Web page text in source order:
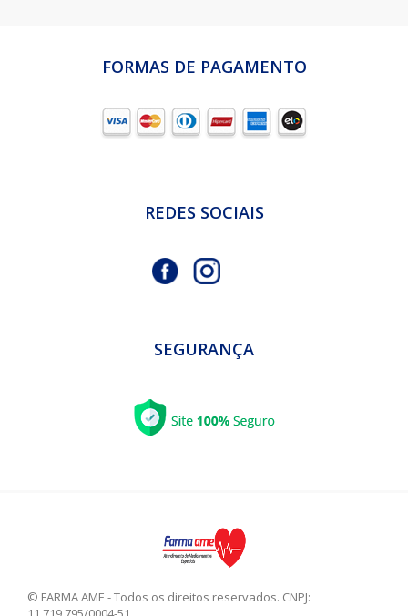
FORMAS DE PAGAMENTO
REDES SOCIAIS
SEGURANÇA
© FARMA AME - Todos os direitos reservados. CNPJ: